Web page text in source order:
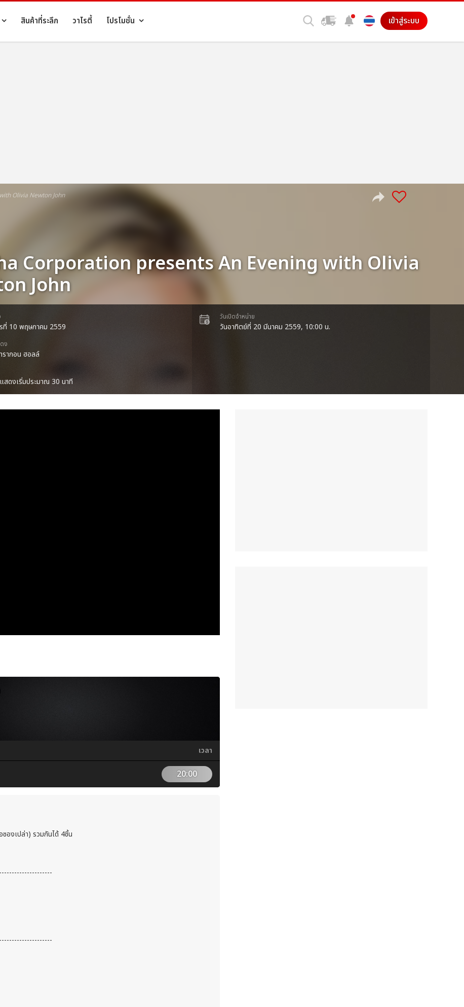
สินค้าที่ระลึก วาไรตี้ โปรโมชั่น เข้าสู่ระบบ
Olivia Newton John
Corporation presents An Evening with Olivia
John
ที่ 10 พฤษภาคม 2559
ง
ากอน ฮอลล์
สดงเริ่มประมาณ 30 นาที
วันเปิดจำหน่าย
วันอาทิตย์ที่ 20 มีนาคม 2559, 10:00 น.
เวลา
20:00
องเปล่า) รวมกันได้ 4ชิ้น